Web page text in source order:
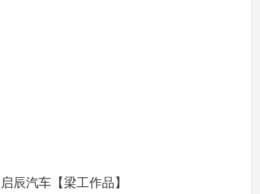
启辰汽车【梁工作品】